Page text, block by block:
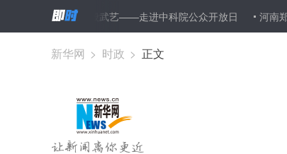
队”亮十八般武艺——走进中科院公众开放日 河南郑州：3
新华网 > 时政 > 正文